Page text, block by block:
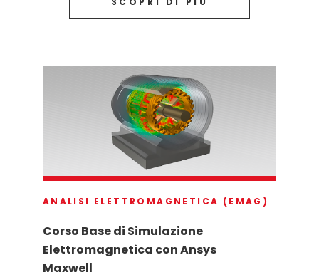
ANALISI ELETTROMAGNETICA (EMAG)
Corso Base di Simulazione
Elettromagnetica con Ansys
Maxwell